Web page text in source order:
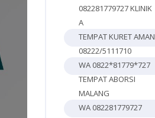
082281779727 KLINIK
A
TEMPAT KURET AMAN
08222/5111710
WA 0822*81779*727
TEMPAT ABORSI
MALANG
WA 082281779727